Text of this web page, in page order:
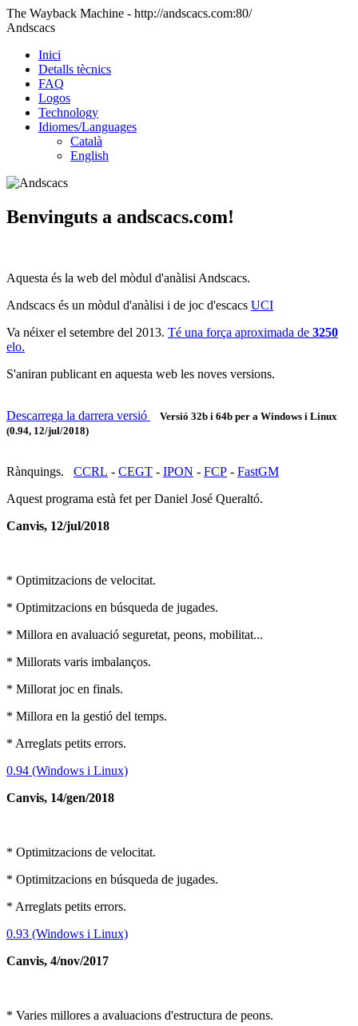
The Wayback Machine - http://andscacs.com:80/
Andscacs
Inici
Detalls tècnics
FAQ
Logos
Technology
Idiomes/Languages
Català
English
Benvinguts a andscacs.com!
Aquesta és la web del mòdul d'anàlisi Andscacs.
Andscacs és un mòdul d'anàlisi i de joc d'escacs UCI
Va néixer el setembre del 2013. Té una força aproximada de 3250
elo.
S'aniran publicant en aquesta web les noves versions.
Descarrega la darrera versió
Versió 32b i 64b per a Windows i Linux
(0.94, 12/jul/2018)
Rànquings. CCRL - CEGT - IPON - FCP - FastGM
Aquest programa està fet per Daniel José Queraltó.
Canvis, 12/jul/2018
* Optimitzacions de velocitat.
* Optimitzacions en búsqueda de jugades.
* Millora en avaluació seguretat, peons, mobilitat...
* Millorats varis imbalanços.
* Millorat joc en finals.
* Millora en la gestió del temps.
* Arreglats petits errors.
0.94 (Windows i Linux)
Canvis, 14/gen/2018
* Optimitzacions de velocitat.
* Optimitzacions en búsqueda de jugades.
* Arreglats petits errors.
0.93 (Windows i Linux)
Canvis, 4/nov/2017
* Varies millores a avaluacions d'estructura de peons.